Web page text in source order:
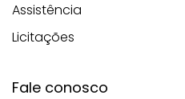
Assistência
Licitações
Fale conosco